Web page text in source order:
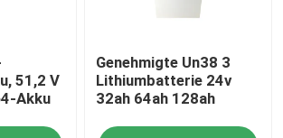
51,2 V
Akku
Genehmigte Un38 3
Lithiumbatterie 24v
32ah 64ah 128ah